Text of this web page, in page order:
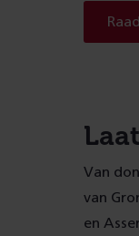
Van
van
en